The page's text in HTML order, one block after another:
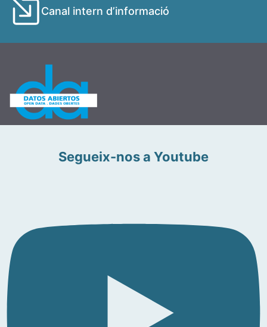
Canal intern d’informació
Segueix-nos a Youtube